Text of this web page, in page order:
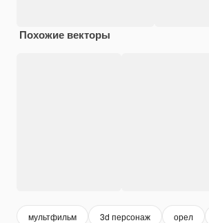
Похожие векторы
мультфильм 3d персонаж орел